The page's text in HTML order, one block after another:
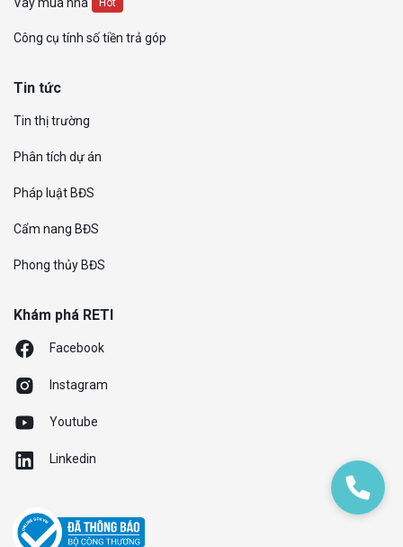
Công cụ tính số tiền trả góp
Tin tức
Tin thị trường
Phân tích dự án
Pháp luật BĐS
Cẩm nang BĐS
Phong thủy BĐS
Khám phá RETI
Facebook
Instagram
Youtube
Linkedin